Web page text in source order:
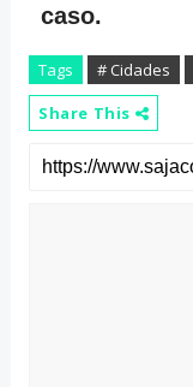
caso.
Tags # Cidades
Share This